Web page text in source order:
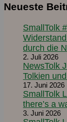
Neueste
SmallTolk
durch die
2. Juli 2026
NewsTolk
Tolkien
17. Juni 2026
SmallTolk
there’s a
3. Juni 2026